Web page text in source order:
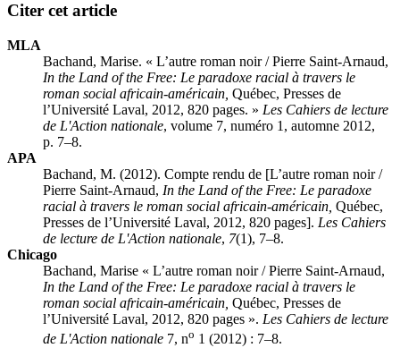
Citer cet article
MLA
Bachand, Marise. « L’autre roman noir /Pierre Saint-Arnaud,
In the Land of the Free: Le paradoxe racial à travers le
roman social africain-américain, Québec, Presses de
l’Université Laval, 2012, 820 pages. » Les Cahiers de lecture
de L'Action nationale, volume 7, numéro 1, automne 2012,
p. 7–8.
APA
Bachand, M. (2012). Compte rendu de [L’autre roman noir /
Pierre Saint-Arnaud, In the Land of the Free: Le paradoxe
racial à travers le roman social africain-américain, Québec,
Presses de l’Université Laval, 2012, 820 pages]. Les Cahiers
de lecture de L'Action nationale, 7(1), 7–8.
Chicago
Bachand, Marise « L’autre roman noir /Pierre Saint-Arnaud,
In the Land of the Free: Le paradoxe racial à travers le
roman social africain-américain, Québec, Presses de
l’Université Laval, 2012, 820 pages ». Les Cahiers de lecture
de L'Action nationale 7, no 1 (2012) : 7–8.